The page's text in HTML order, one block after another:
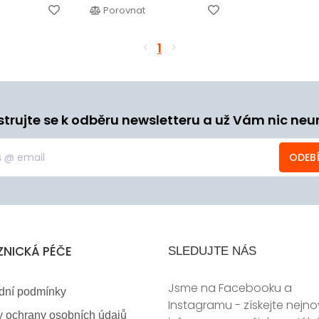
Porovnat
1
se k odběru newsletteru a už Vám nic
PÉČE
podmínky
ochrany osobních údajů
SLEDUJTE NÁS
Jsme na Facebooku a
Instagramu - získejte